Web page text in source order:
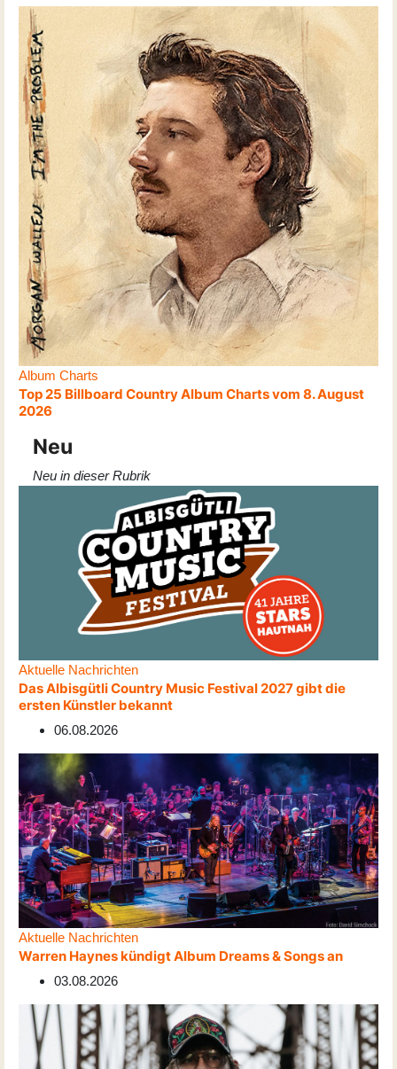
Album Charts
Top 25 Billboard Country Album Charts vom 8. August
2026
Neu
Neu in dieser Rubrik
Aktuelle Nachrichten
Das Albisgütli Country Music Festival 2027 gibt die
ersten Künstler bekannt
06.08.2026
Aktuelle Nachrichten
Warren Haynes kündigt Album Dreams & Songs an
03.08.2026